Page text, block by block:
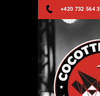
+420 732 564